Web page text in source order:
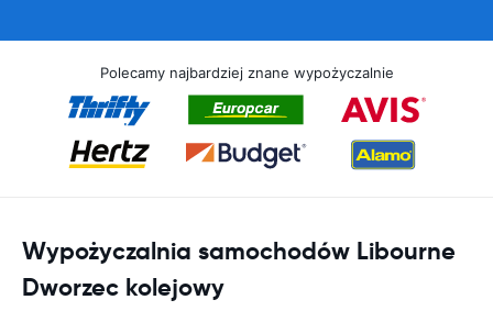
Polecamy najbardziej znane wypożyczalnie
Wypożyczalnia samochodów Libourne
Dworzec kolejowy